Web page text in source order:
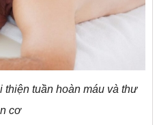
tuần hoàn máu và thư
cơ